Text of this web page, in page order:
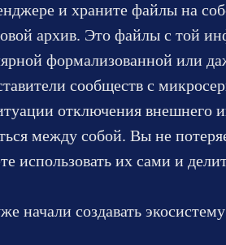
и храните файлы на
архив. Это файлы с той
формализованной или
сообществ с
отключения внешнего
между собой. Вы не
использовать их сами и
начали создавать